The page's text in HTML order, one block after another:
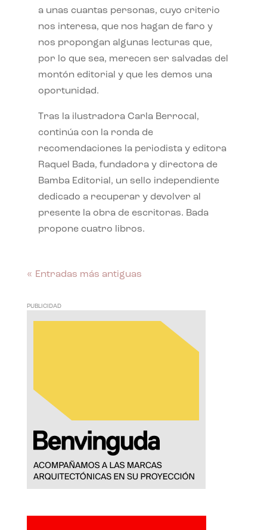
a unas cuantas personas, cuyo criterio
nos interesa, que nos hagan de faro y
nos propongan algunas lecturas que,
por lo que sea, merecen ser salvadas del
montón editorial y que les demos una
oportunidad.
Tras la ilustradora Carla Berrocal,
continúa con la ronda de
recomendaciones la periodista y editora
Raquel Bada, fundadora y directora de
Bamba Editorial, un sello independiente
dedicado a recuperar y devolver al
presente la obra de escritoras. Bada
propone cuatro libros.
« Entradas más antiguas
PUBLICIDAD